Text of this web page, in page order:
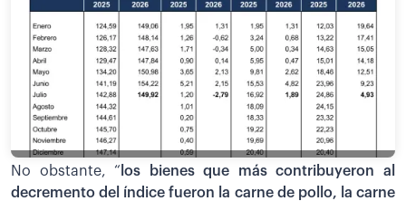
No obstante, “ los bienes que más contribuyeron al
decremento del índice fueron la carne de pollo, la carne